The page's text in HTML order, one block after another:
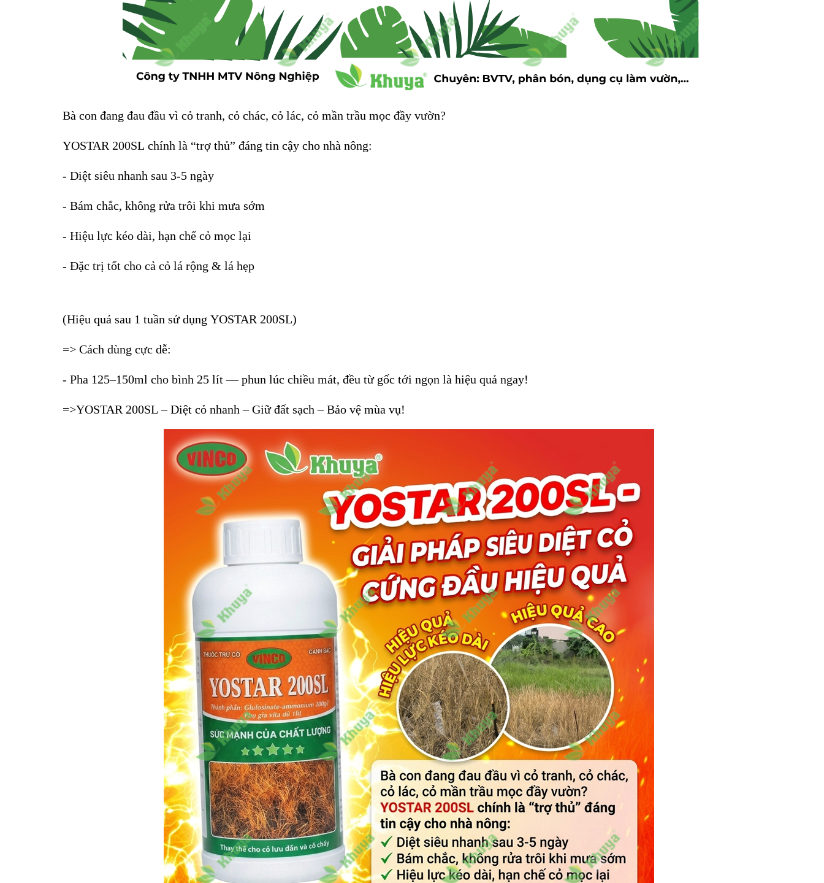
Bà con đang đau đầu vì cỏ tranh, cỏ chác, cỏ lác, cỏ mần trầu mọc đầy vườn?
YOSTAR 200SL chính là “trợ thủ” đáng tin cậy cho nhà nông:
- Diệt siêu nhanh sau 3-5 ngày
- Bám chắc, không rửa trôi khi mưa sớm
- Hiệu lực kéo dài, hạn chế cỏ mọc lại
- Đặc trị tốt cho cả cỏ lá rộng & lá hẹp
(Hiệu quả sau 1 tuần sử dụng YOSTAR 200SL)
=> Cách dùng cực dễ:
- Pha 125–150ml cho bình 25 lít — phun lúc chiều mát, đều từ gốc tới ngọn là hiệu quả ngay!
=>YOSTAR 200SL – Diệt cỏ nhanh – Giữ đất sạch – Bảo vệ mùa vụ!